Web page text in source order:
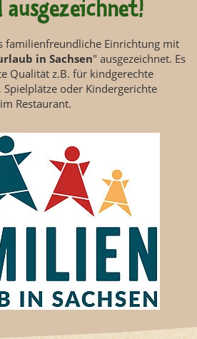
ausgezeichnet!
familienfreundliche Einrichtung mit
in Sachsen" ausgezeichnet. Es
Qualität z.B. für kindgerechte
Spielplätze oder Kindergerichte
im Restaurant.